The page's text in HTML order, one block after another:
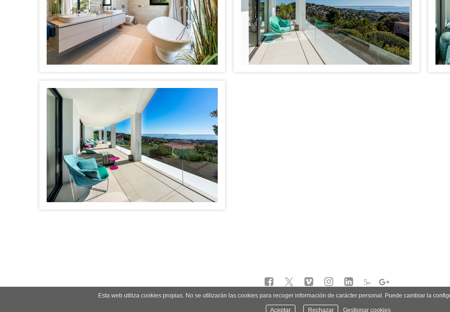
5∞
política de privacidad política de cookies
Esta web utiliza cookies propias. No se utilizarán las cookies para recoger información de carácter personal. Puede cambiar la
Aceptar Rechazar Gestionar cookies